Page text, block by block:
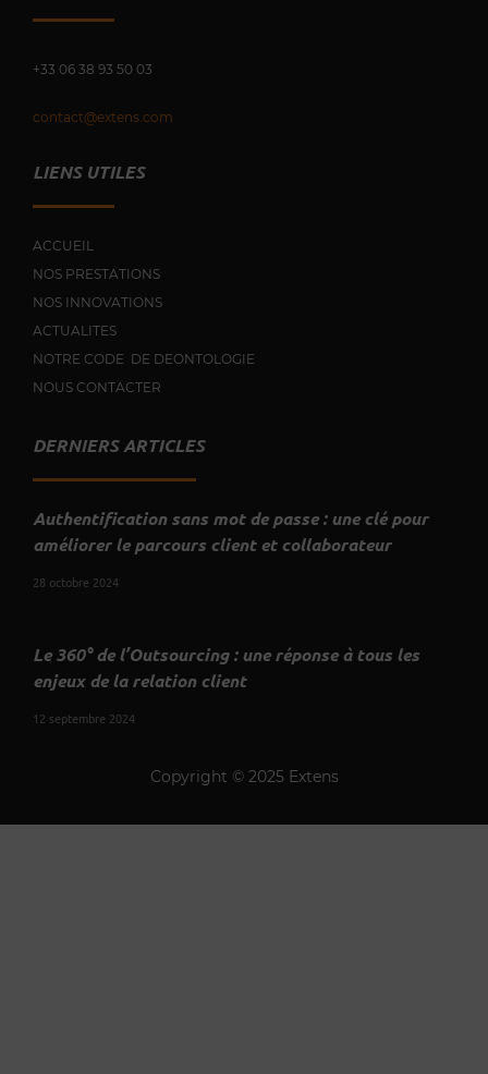
+33 06 38 93 50 03
contact@extens.com
LIENS UTILES
ACCUEIL
NOS PRESTATIONS
NOS INNOVATIONS
ACTUALITES
NOTRE CODE DE DEONTOLOGIE
NOUS CONTACTER
DERNIERS ARTICLES
Authentification sans mot de passe : une clé pour
améliorer le parcours client et collaborateur
28 octobre 2024
Le 360° de l’Outsourcing : une réponse à tous les
enjeux de la relation client
12 septembre 2024
Copyright © 2025 Extens